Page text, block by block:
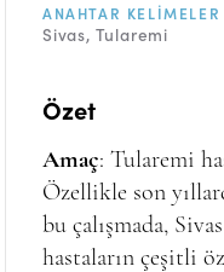
ANAHTAR KELIMELER
Sivas Tularemi
Özet
Amaç: Tularemi
Özellikle son
bu çalışmada,
hastaların çeşitli